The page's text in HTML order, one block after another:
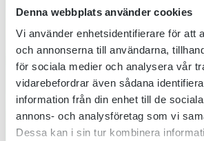
Denna webbplats använder cookies
Vi använder enhetsidentifierare för att
och annonserna till användarna,
för sociala medier och analysera vår
vidarebefordrar även sådana
information från din enhet till de
annons- och analysföretag som vi
Dessa kan i sin tur kombinera
KURSSTART